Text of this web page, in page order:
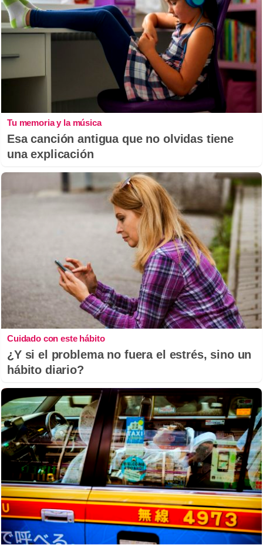
Tu memoria y la música
Esa canción antigua que no olvidas tiene
una explicación
Cuidado con este hábito
¿Y si el problema no fuera el estrés, sino un
hábito diario?